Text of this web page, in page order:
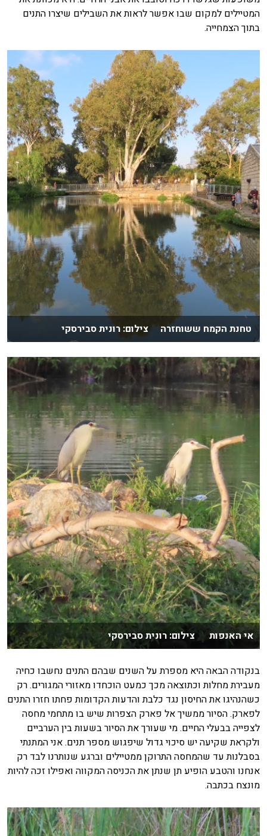
המטיילים למקום שבו אפשר לראות את השבילים שיצרו התנים
בתוך הצמחייה.
טחנת הקמח ששוחזרה צילום: רונית סבירסקי
אי האנפות צילום: רונית סבירסקי
בנקודה הבאה היא מספרת על השנים שבהם התנים נחשבו כחיה
מעבירת מחלות וכתוצאה מכך כמעט הוכחדו מאזורי המגורים. רק
כשהנהיגו את החיסון נגד כלבת והדעות הקדומות פחתו חזרו התנים
לפארק. הסיור ממשיך אל פארק הצפרות שיש בו מתחמי מחסה
לצפייה בבעלי החיים. מי שעורך את הסיור בשעות בין הערביים
ולקראת שקיעה יש סיכוי גדול שיפגוש מספר תנים. אני המתנתי
בסבלנות עד שהמחסה התרוקן ממטיילים וברגע שנותרנו לבד רק
אנחנו והטבע הופיע תן שנתן את הכניסה המקווה ואפילו זכה להיות
מונצח בכתבה.